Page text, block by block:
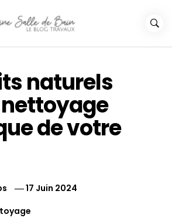
naturels
de votre
17 Juin 2024